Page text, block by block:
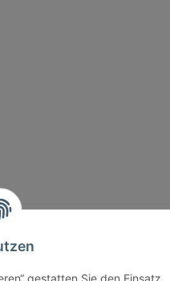
gestatten Sie den Einsatz